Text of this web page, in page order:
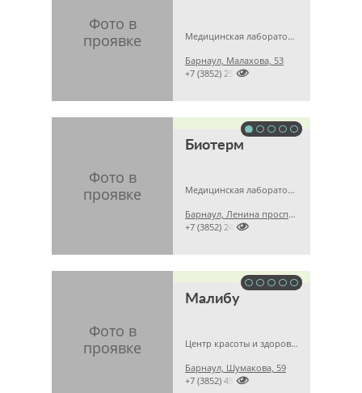
Медицинская лаборатория
Барнаул, Малахова, 53

+7 (3852) 250397
Биотерм
Медицинская лаборатория, Медицинский центр
Барнаул, Ленина проспект, 73

+7 (3852) 249935
Малибу
Центр красоты и здоровья, Косметология
Барнаул, Шумакова, 59

+7 (3852) 451635